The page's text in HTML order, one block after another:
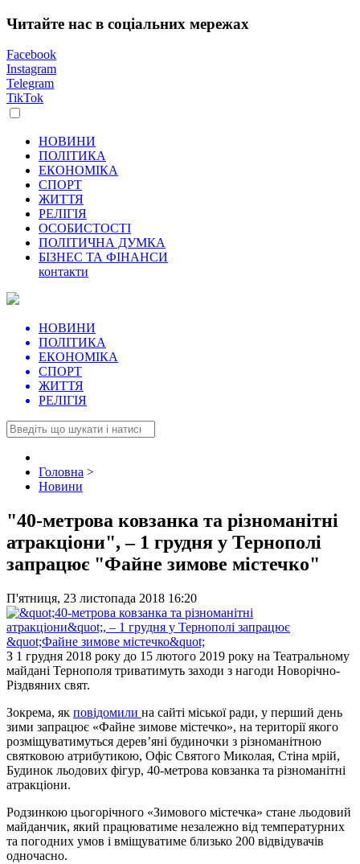
Читайте нас в соціальних мережах
Facebook
Instagram
Telegram
TikTok
НОВИНИ
ПОЛІТИКА
ЕКОНОМІКА
СПОРТ
ЖИТТЯ
РЕЛІГІЯ
ОСОБИСТОСТІ
ПОЛІТИЧНА ДУМКА
БІЗНЕС ТА ФІНАНСИ
контакти
НОВИНИ
ПОЛІТИКА
ЕКОНОМІКА
СПОРТ
ЖИТТЯ
РЕЛІГІЯ
Головна >
Новини
"40-метрова ковзанка та різноманітні
атракціони", – 1 грудня у Тернополі
запрацює "Файне зимове містечко"
П'ятниця, 23 листопада 2018 16:20
З 1 грудня 2018 року до 15 лютого 2019 року на Театральному
майдані Тернополя триватимуть заходи з нагоди Новорічно-
Різдвяних свят.
Зокрема, як повідомили на сайті міської ради, у перший день
зими запрацює «Файне зимове містечко», на території якого
розміщуватимуться дерев’яні будиночки з різноманітною
святковою атрибутикою, Офіс Святого Миколая, Стіна мрій,
Будинок льодових фігур, 40-метрова ковзанка та різноманітні
атракціони.
Родзинкою цьогорічного «Зимового містечка» стане льодовий
майданчик, який працюватиме незалежно від температурних
та погодних умов і вміщуватиме близько 200 відвідувачів
одночасно.